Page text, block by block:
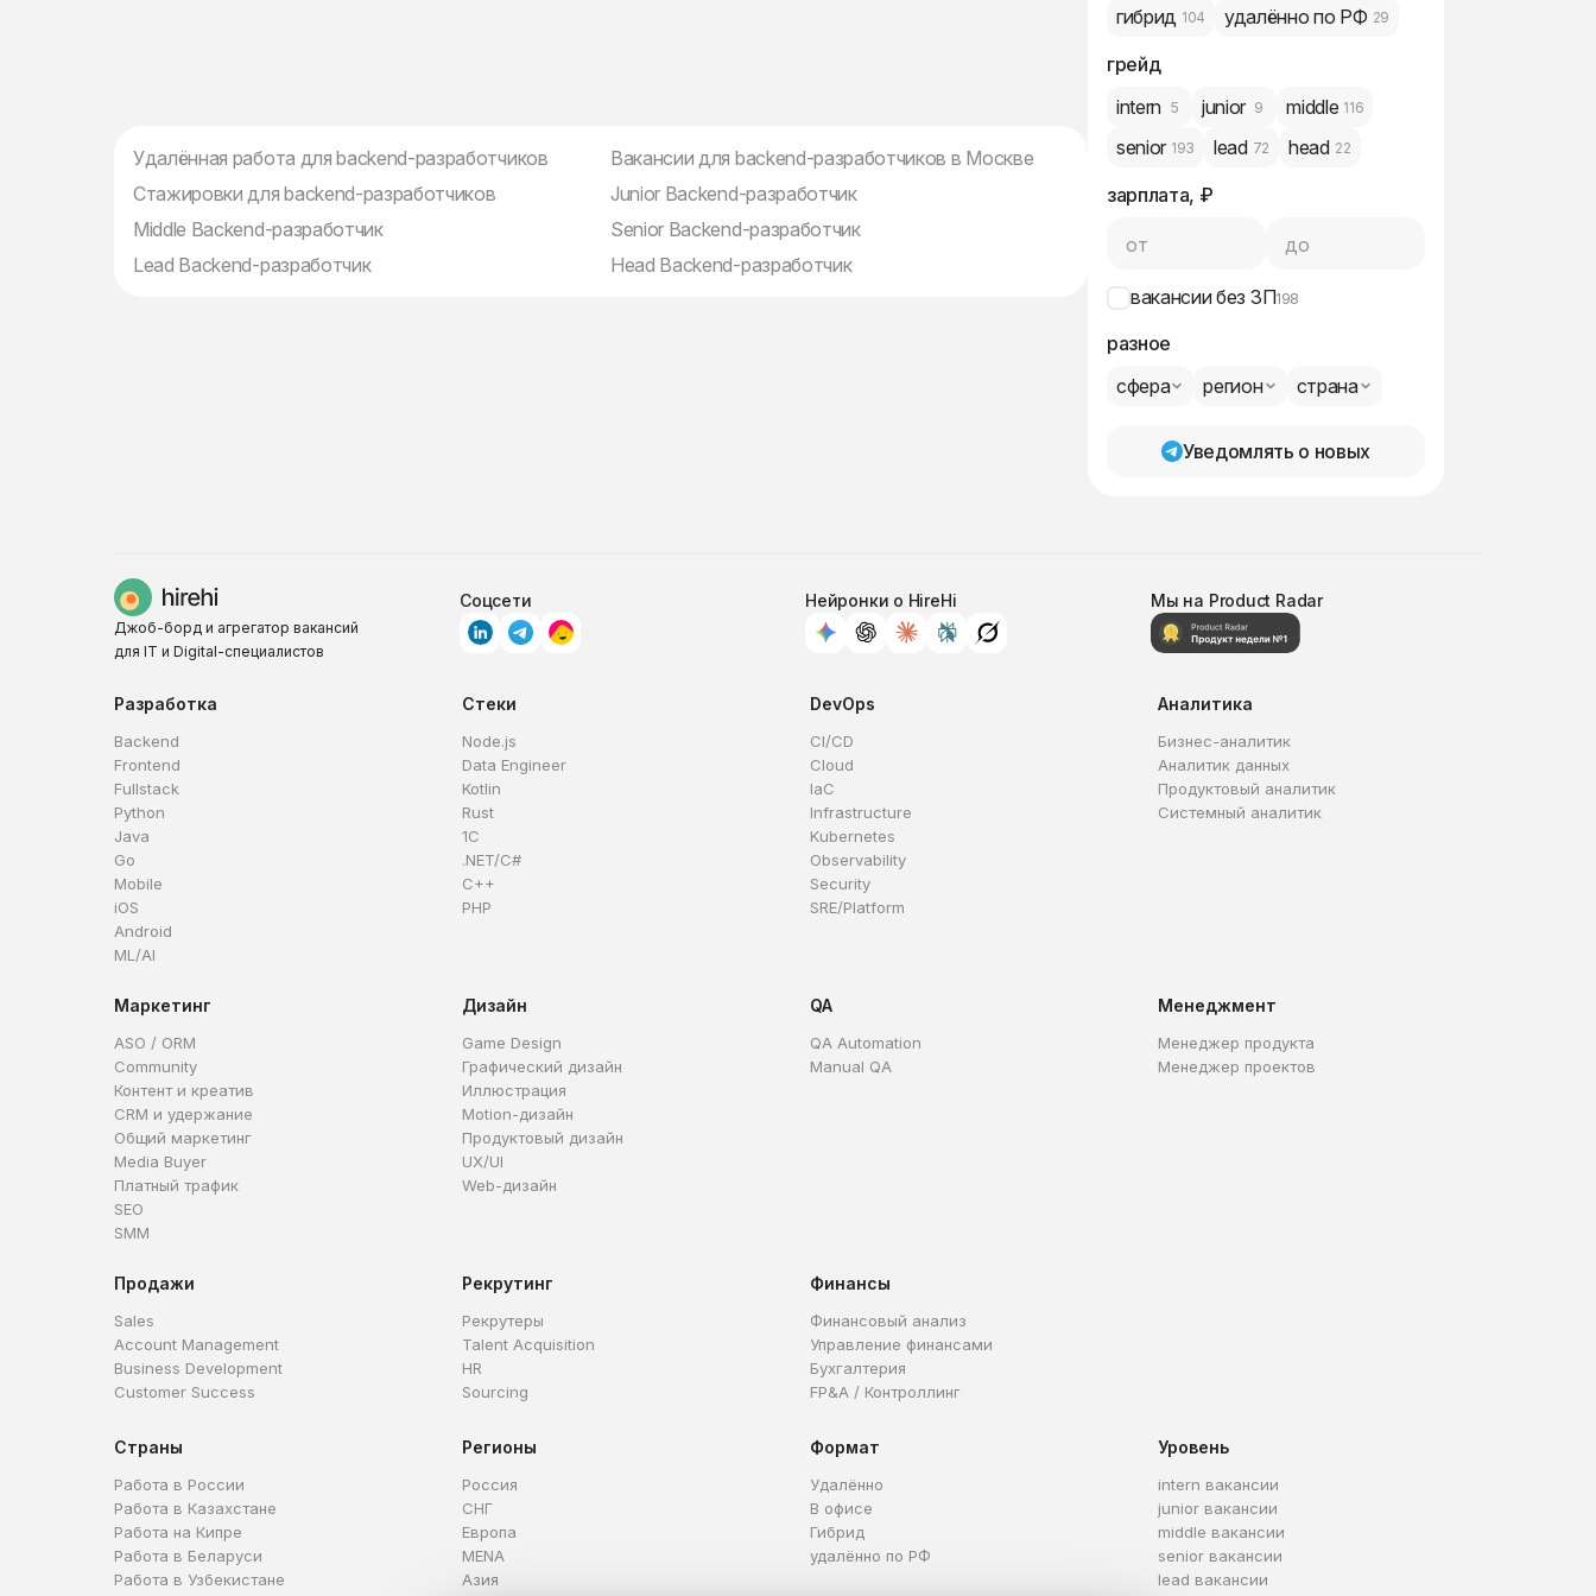
Удалённая работа для backend-разработчиков
Вакансии для backend-разработчиков в Москве
Стажировки для backend-разработчиков
Junior Backend-разработчик
Middle Backend-разработчик
Senior Backend-разработчик
Lead Backend-разработчик
Head Backend-разработчик
гибрид 104 удалённо по РФ 29
грейд
intern 5 junior 9 middle 116
senior 193 lead 72 head 22
зарплата, ₽
от до
вакансии без ЗП198
разное
сфера
регион страна
Уведомлять о новых
Джоб-борд и агрегатор вакансий
для IT и Digital-специалистов
Соцсети Нейронки о HireHi Мы на Product Radar
Разработка
Backend
Frontend
Fullstack
Python
Java
Go
Mobile
iOS
Android
ML/AI
Стеки
Node.js
Data Engineer
Kotlin
Rust
1C
.NET/C#
C++
PHP
DevOps
CI/CD
Cloud
IaC
Infrastructure
Kubernetes
Observability
Security
SRE/Platform
Аналитика
Бизнес-аналитик
Аналитик данных
Продуктовый аналитик
Системный аналитик
Маркетинг
ASO / ORM
Community
Контент и креатив
CRM и удержание
Общий маркетинг
Media Buyer
Платный трафик
SEO
SMM
Дизайн
Game Design
Графический дизайн
Иллюстрация
Motion-дизайн
Продуктовый дизайн
UX/UI
Web-дизайн
QA
QA Automation
Manual QA
Менеджмент
Менеджер продукта
Менеджер проектов
Продажи
Sales
Account Management
Business Development
Customer Success
Рекрутинг
Рекрутеры
Talent Acquisition
HR
Sourcing
Финансы
Финансовый анализ
Управление финансами
Бухгалтерия
FP&A / Контроллинг
Страны
Работа в России
Работа в Казахстане
Работа на Кипре
Работа в Беларуси
Работа в Узбекистане
Регионы
Россия
СНГ
Европа
MENA
Азия
Формат
Удалённо
В офисе
Гибрид
удалённо по РФ
Уровень
intern вакансии
junior вакансии
middle вакансии
senior вакансии
lead вакансии